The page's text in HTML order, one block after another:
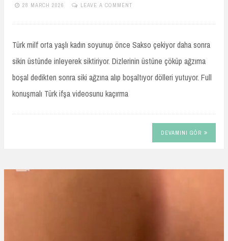
28 MARCH 2026
LEAVE A COMMENT
Türk milf orta yaşlı kadın soyunup önce Sakso çekiyor daha sonra
sikin üstünde inleyerek siktiriyor. Dizlerinin üstüne çöküp ağzıma
boşal dedikten sonra siki ağzına alıp boşaltıyor dölleri yutuyor. Full
konuşmalı Türk ifşa videosunu kaçırma
DEVAMINI GÖR